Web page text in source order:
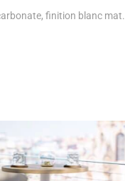
finition blanc mat.